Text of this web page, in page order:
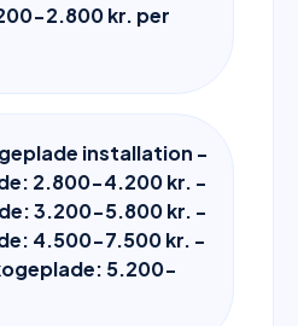
2.800 kr. per
installation -
2.800-4.200 kr. -
3.200-5.800 kr. -
4.500-7.500 kr. -
5.200-